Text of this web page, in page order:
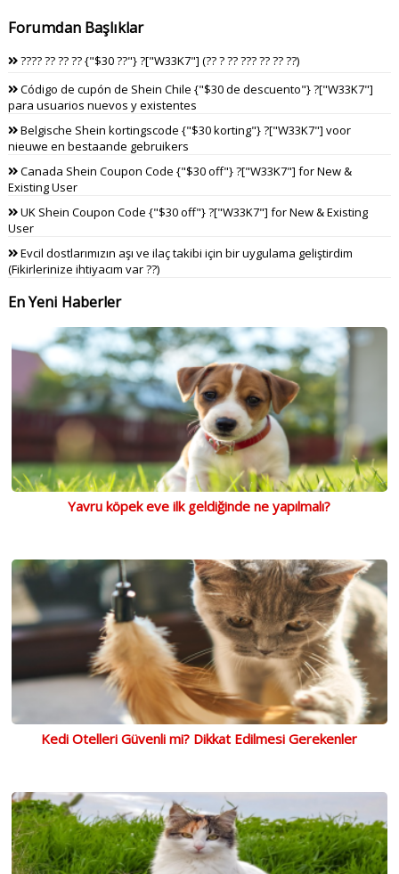
Forumdan Başlıklar
???? ?? ?? ?? {"$30 ??"} ?["W33K7"] (?? ? ?? ??? ?? ?? ??)
Código de cupón de Shein Chile {"$30 de descuento"} ?["W33K7"]
para usuarios nuevos y existentes
Belgische Shein kortingscode {"$30 korting"} ?["W33K7"] voor
nieuwe en bestaande gebruikers
Canada Shein Coupon Code {"$30 off"} ?["W33K7"] for New &
Existing User
UK Shein Coupon Code {"$30 off"} ?["W33K7"] for New & Existing
User
Evcil dostlarımızın aşı ve ilaç takibi için bir uygulama geliştirdim
(Fikirlerinize ihtiyacım var ??)
En Yeni Haberler
Yavru köpek eve ilk geldiğinde ne yapılmalı?
Kedi Otelleri Güvenli mi? Dikkat Edilmesi Gerekenler